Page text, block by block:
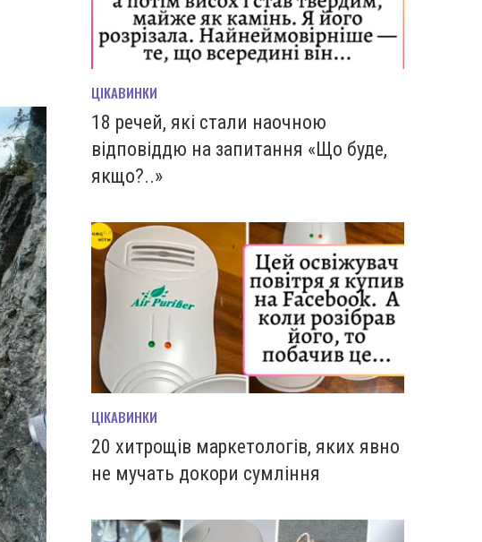
ЦІКАВИНКИ
18 речей, які стали наочною
відповіддю на запитання «Що буде,
якщо?..»
ЦІКАВИНКИ
20 хитрощів маркетологів, яких явно
не мучать докори сумління